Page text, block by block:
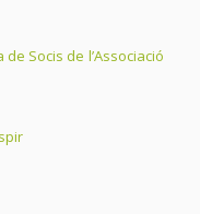
Socis de l’Associació